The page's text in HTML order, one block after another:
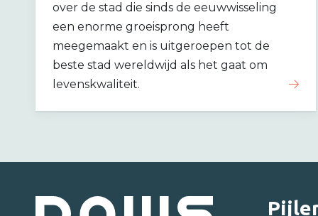
over de stad die sinds de eeuwwisseling
een enorme groeisprong heeft
meegemaakt en is uitgeroepen tot de
beste stad wereldwijd als het gaat om
levenskwaliteit.